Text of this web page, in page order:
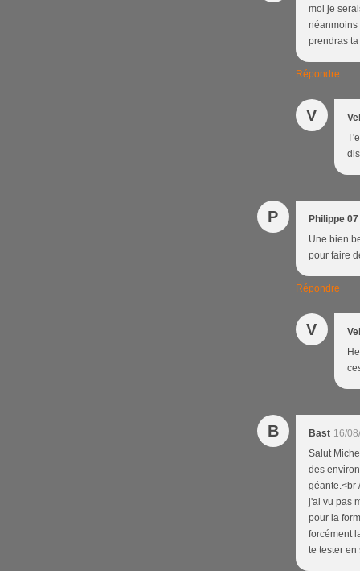
moi je
néanmoins
prendras
Répondre
V
P
Philippe 07
Une bien
pour faire
Répondre
V
B Bast 16/
Salut
des
géante.<br
j'ai vu pas
pour la
forcément
te tester en